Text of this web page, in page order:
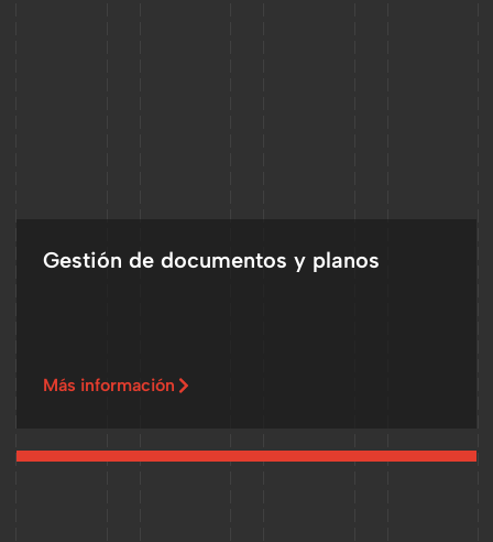
Gestión de documentos y planos
Más información